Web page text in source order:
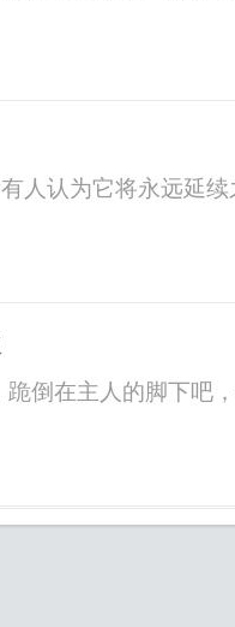
人认为它将永远延
跪倒在主人的脚下吧